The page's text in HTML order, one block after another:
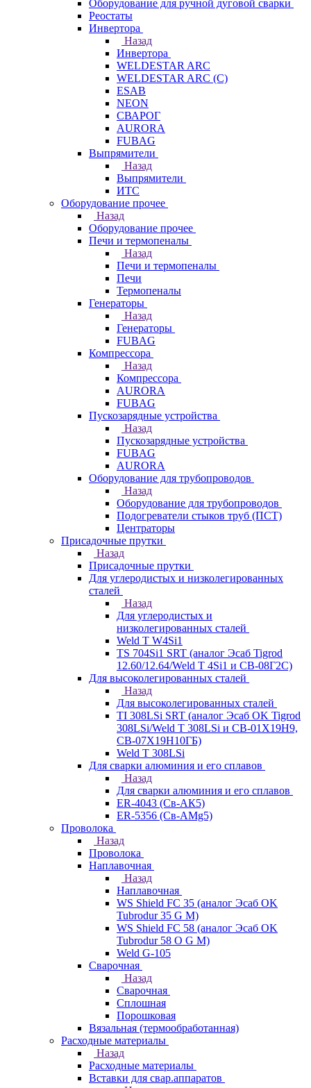
Оборудование для ручной дуговой сварки
Реостаты
Инвертора
Назад
Инвертора
WELDESTAR ARC
WELDESTAR ARC (С)
ESAB
NEON
СВАРОГ
AURORA
FUBAG
Выпрямители
Назад
Выпрямители
ИТС
Оборудование прочее
Назад
Оборудование прочее
Печи и термопеналы
Назад
Печи и термопеналы
Печи
Термопеналы
Генераторы
Назад
Генераторы
FUBAG
Компрессора
Назад
Компрессора
AURORA
FUBAG
Пускозарядные устройства
Назад
Пускозарядные устройства
FUBAG
AURORA
Оборудование для трубопроводов
Назад
Оборудование для трубопроводов
Подогреватели стыков труб (ПСТ)
Центраторы
Присадочные прутки
Назад
Присадочные прутки
Для углеродистых и низколегированных
сталей
Назад
Для углеродистых и
низколегированных сталей
Weld T W4Si1
TS 704Si1 SRT (аналог Эсаб Tigrod
12.60/12.64/Weld T 4Si1 и СВ-08Г2С)
Для высоколегированных сталей
Назад
Для высоколегированных сталей
TI 308LSi SRT (аналог Эсаб OK Tigrod
308LSi/Weld T 308LSi и СВ-01Х19Н9,
СВ-07Х19Н10ГБ)
Weld T 308LSi
Для сварки алюминия и его сплавов
Назад
Для сварки алюминия и его сплавов
ER-4043 (Св-АК5)
ER-5356 (Св-АМg5)
Проволока
Назад
Проволока
Наплавочная
Назад
Наплавочная
WS Shield FC 35 (аналог Эсаб OK
Tubrodur 35 G M)
WS Shield FC 58 (аналог Эсаб OK
Tubrodur 58 O G M)
Weld G-105
Сварочная
Назад
Сварочная
Сплошная
Порошковая
Вязальная (термообработанная)
Расходные материалы
Назад
Расходные материалы
Вставки для свар.аппаратов